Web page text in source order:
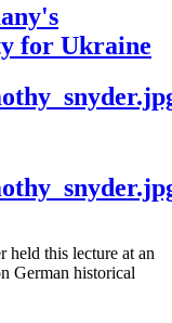
for Ukraine
held this lecture at an
German historical